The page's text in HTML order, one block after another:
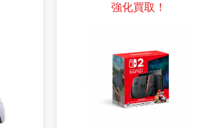
強化買取！